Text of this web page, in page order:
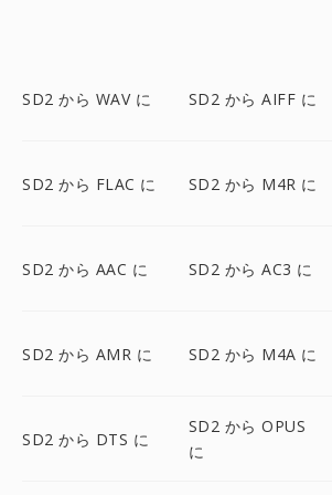
SD2 から WAV に SD2 から AIFF に
SD2 から FLAC に SD2 から M4R に
SD2 から AAC に SD2 から AC3 に
SD2 から AMR に SD2 から M4A に
SD2 から DTS に
SD2 から OPUS
に